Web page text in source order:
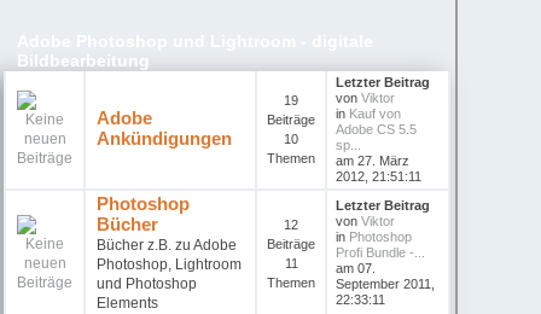
Bildbearbeitung
Adobe
Ankündigungen
19
Beiträge
10
Themen
Letzter Beitrag
vonViktor
in Kauf von
Adobe CS 5.5
sp...
am 27. März
2012, 21:51:11
Photoshop
Bücher
Bücher z.B. zu Adobe
Photoshop, Lightroom
und Photoshop
Elements
12
Beiträge
11
Themen
Letzter Beitrag
vonViktor
in Photoshop
Profi Bundle -...
am 07.
September 2011,
22:33:11